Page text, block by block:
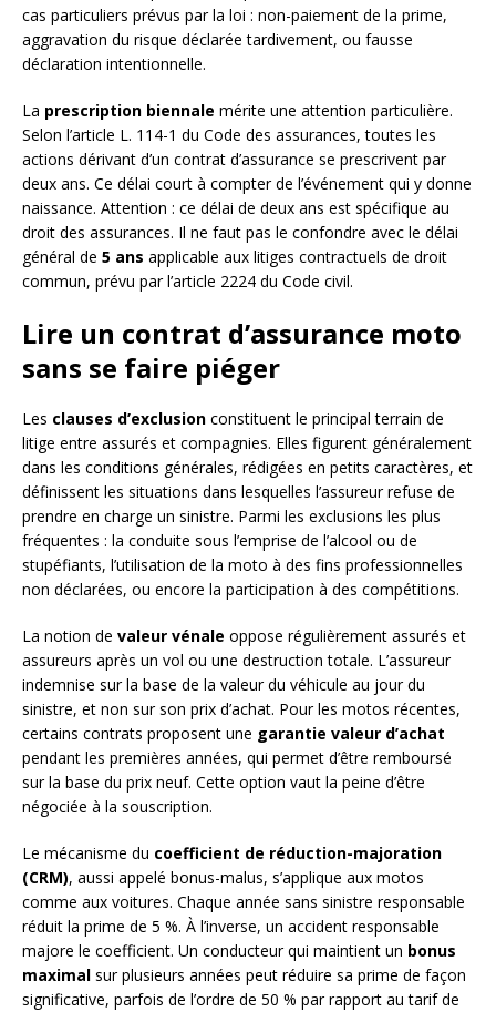
cas particuliers prévus par la loi : non-paiement de la prime,
aggravation du risque déclarée tardivement, ou fausse
déclaration intentionnelle.
La prescription biennale mérite une attention particulière.
Selon l’article L. 114-1 du Code des assurances, toutes les
actions dérivant d’un contrat d’assurance se prescrivent par
deux ans. Ce délai court à compter de l’événement qui y donne
naissance. Attention : ce délai de deux ans est spécifique au
droit des assurances. Il ne faut pas le confondre avec le délai
général de 5 ans applicable aux litiges contractuels de droit
commun, prévu par l’article 2224 du Code civil.
Lire un contrat d’assurance moto
sans se faire piéger
Les clauses d’exclusion constituent le principal terrain de
litige entre assurés et compagnies. Elles figurent généralement
dans les conditions générales, rédigées en petits caractères, et
définissent les situations dans lesquelles l’assureur refuse de
prendre en charge un sinistre. Parmi les exclusions les plus
fréquentes : la conduite sous l’emprise de l’alcool ou de
stupéfiants, l’utilisation de la moto à des fins professionnelles
non déclarées, ou encore la participation à des compétitions.
La notion de valeur vénale oppose régulièrement assurés et
assureurs après un vol ou une destruction totale. L’assureur
indemnise sur la base de la valeur du véhicule au jour du
sinistre, et non sur son prix d’achat. Pour les motos récentes,
certains contrats proposent une garantie valeur d’achat
pendant les premières années, qui permet d’être remboursé
sur la base du prix neuf. Cette option vaut la peine d’être
négociée à la souscription.
Le mécanisme du coefficient de réduction-majoration
(CRM), aussi appelé bonus-malus, s’applique aux motos
comme aux voitures. Chaque année sans sinistre responsable
réduit la prime de 5 %. À l’inverse, un accident responsable
majore le coefficient. Un conducteur qui maintient un bonus
maximal sur plusieurs années peut réduire sa prime de façon
significative, parfois de l’ordre de 50 % par rapport au tarif de